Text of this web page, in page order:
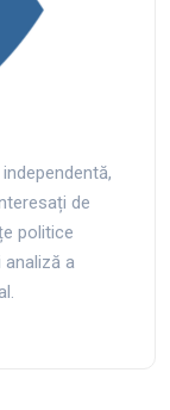
de
politice
a